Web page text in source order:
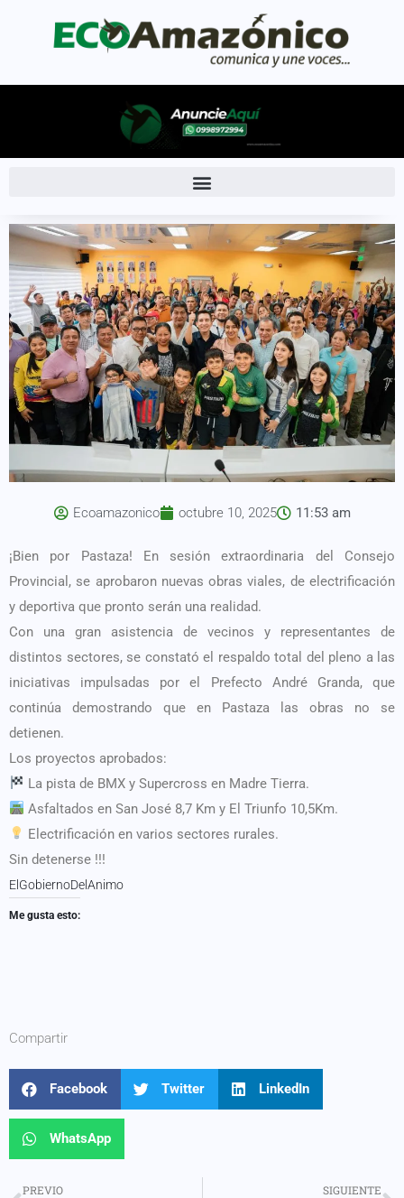
Ecoamazonico octubre 10, 2025 11:53 am
¡Bien por Pastaza! En sesión extraordinaria del Consejo
Provincial, se aprobaron nuevas obras viales, de electrificación
y deportiva que pronto serán una realidad.
Con una gran asistencia de vecinos y representantes de
distintos sectores, se constató el respaldo total del pleno a las
iniciativas impulsadas por el Prefecto André Granda, que
continúa demostrando que en Pastaza las obras no se
detienen.
Los proyectos aprobados:
La pista de BMX y Supercross en Madre Tierra.
Asfaltados en San José 8,7 Km y El Triunfo 10,5Km.
Electrificación en varios sectores rurales.
Sin detenerse !!!
ElGobiernoDelAnimo
Me gusta esto:
Compartir
Facebook Twitter LinkedIn
WhatsApp
PREVIO SIGUIENTE